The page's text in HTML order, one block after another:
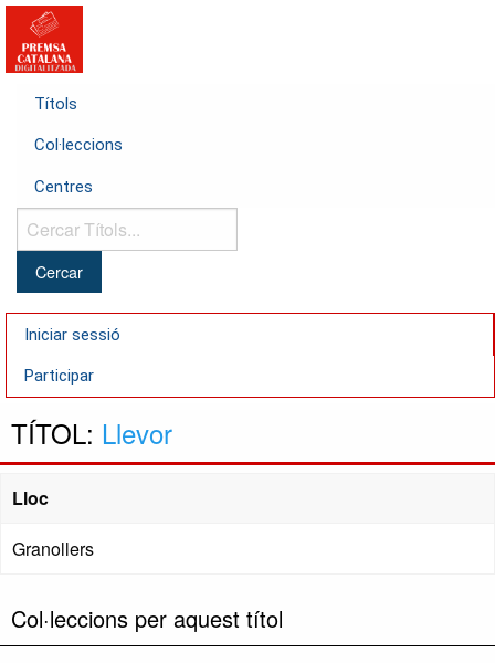
Títols
Col·leccions
Centres
Cercar
Títols...
Iniciar sessió
Participar
TÍTOL: Llevor
Lloc
Granollers
Col·leccions per aquest títol